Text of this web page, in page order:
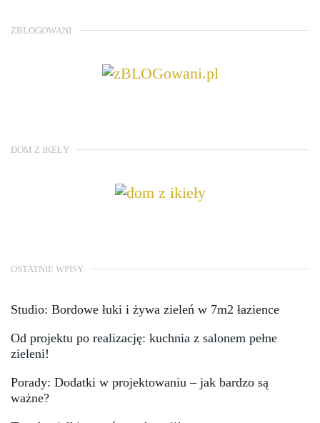
ZBLOGOWANI
DOM Z IKEŁY
OSTATNIE WPISY
Studio: Bordowe łuki i żywa zieleń w 7m2 łazience
Od projektu po realizację: kuchnia z salonem pełne
zieleni!
Porady: Dodatki w projektowaniu – jak bardzo są
ważne?